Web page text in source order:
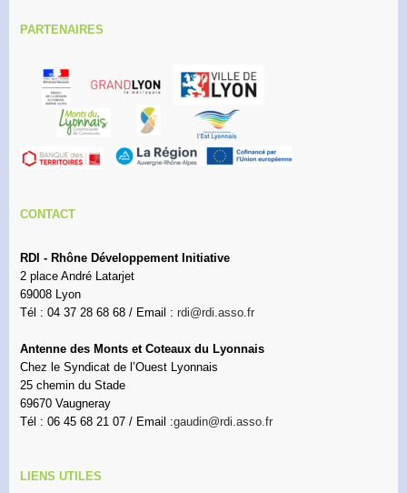
PARTENAIRES
CONTACT
RDI - Rhône Développement Initiative
2 place André Latarjet
69008 Lyon
Tél : 04 37 28 68 68 / Email : rdi@rdi.asso.fr
Antenne des Monts et Coteaux du Lyonnais
Chez le Syndicat de l’Ouest Lyonnais
25 chemin du Stade
69670 Vaugneray
Tél : 06 45 68 21 07 / Email :gaudin@rdi.asso.fr
LIENS UTILES